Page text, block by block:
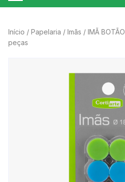
Início /Papelaria /Imãs / IMÃ
peças